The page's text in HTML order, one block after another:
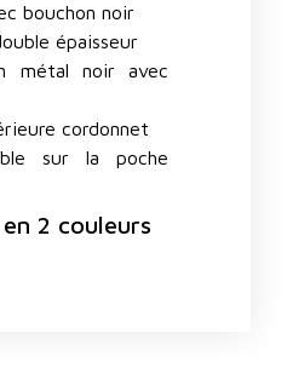
bouchon noir
épaisseur
métal noir avec
cordonnet
sur la poche
2 couleurs